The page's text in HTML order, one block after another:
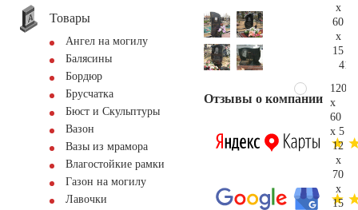
Товары
Ангел на могилу
Балясины
Бордюр
Брусчатка
Бюст и Скульптуры
Вазон
Вазы из мрамора
Влагостойкие рамки
Газон на могилу
Лавочки
Отзывы о компании
x
60
x
15
120
x
60
x 5
12
x
70
x
15